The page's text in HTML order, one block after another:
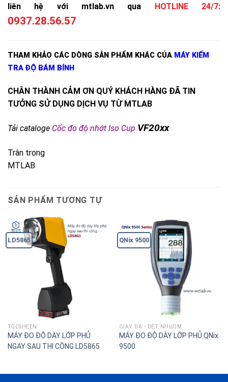
liên hệ với mtlab.vn qua HOTLINE 24/7:
0937.28.56.57
THAM KHẢO CÁC DÒNG SẢN PHẨM KHÁC CỦA MÁY KIỂM
TRA ĐỘ BÁM BÍNH
CHÂN THÀNH CẢM ƠN QUÝ KHÁCH HÀNG ĐÃ TIN
TƯỞNG SỬ DỤNG DỊCH VỤ TỪ MTLAB
Tải cataloge Cốc đo độ nhớt Iso Cup VF20xx
Trân trọng
MTLAB
SẢN PHẨM TƯƠNG TỰ
LD5865
TQCSHEEN
MÁY ĐO ĐỘ DÀY LỚP PHỦ
NGAY SAU THI CÔNG LD5865
QNix 9500
GIÀY DA - DỆT NHUỘM
MÁY ĐO ĐỘ DÀY LỚP PHỦ QNix
9500